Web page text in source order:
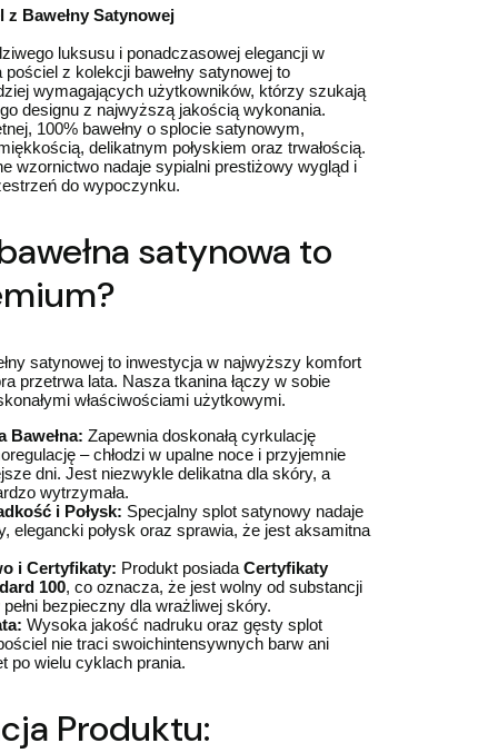
Bawełny Satynowej
luksusu i ponadczasowej elegancji w
z kolekcji bawełny satynowej to
wymagających użytkowników, którzy szukają
designu z najwyższą jakością wykonania.
100% bawełny o splocie satynowym,
delikatnym połyskiem oraz trwałością.
wzornictwo nadaje sypialni prestiżowy wygląd i
do wypoczynku.
satynowa to
satynowej to inwestycja w najwyższy komfort
przetrwa lata. Nasza tkanina łączy w sobie
właściwościami użytkowymi.
Bawełna: Zapewnia doskonałą cyrkulację
– chłodzi w upalne noce i przyjemnie
dni. Jest niezwykle delikatna dla skóry, a
wytrzymała.
i Połysk: Specjalny splot satynowy nadaje
elegancki połysk oraz sprawia, że jest aksamitna
i Certyfikaty: Produkt posiada Certyfikaty
100, co oznacza, że jest wolny od substancji
bezpieczny dla wrażliwej skóry.
Wysoka jakość nadruku oraz gęsty splot
nie traci swoichintensywnych barw ani
po wielu cyklach prania.
Produktu: